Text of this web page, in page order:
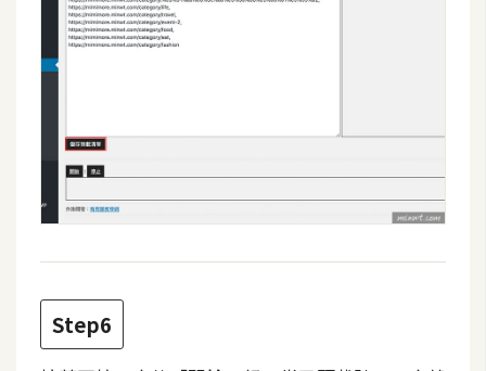
設
前
端
T
L
/
C
Step6